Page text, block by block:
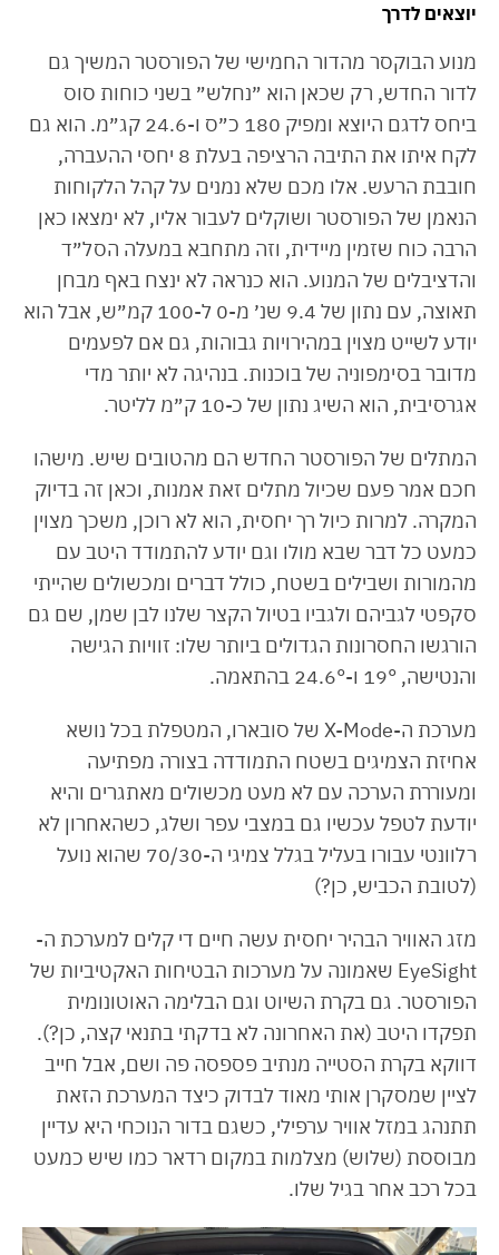
יוצאים לדרך
מנוע הבוקסר מהדור החמישי של הפורסטר המשיך גם
לדור החדש, רק שכאן הוא ״נחלש״ בשני כוחות סוס
ביחס לדגם היוצא ומפיק 180 כ״ס ו-24.6 קג״מ. הוא גם
לקח איתו את התיבה הרציפה בעלת 8 יחסי ההעברה,
חובבת הרעש. אלו מכם שלא נמנים על קהל הלקוחות
הנאמן של הפורסטר ושוקלים לעבור אליו, לא ימצאו כאן
הרבה כוח שזמין מיידית, וזה מתחבא במעלה הסל״ד
והדציבלים של המנוע. הוא כנראה לא ינצח באף מבחן
תאוצה, עם נתון של 9.4 שנ׳ מ-0 ל-100 קמ״ש, אבל הוא
יודע לשייט מצוין במהירויות גבוהות, גם אם לפעמים
מדובר בסימפוניה של בוכנות. בנהיגה לא יותר מדי
אגרסיבית, הוא השיג נתון של כ-10 ק״מ לליטר.
המתלים של הפורסטר החדש הם מהטובים שיש. מישהו
חכם אמר פעם שכיול מתלים זאת אמנות, וכאן זה בדיוק
המקרה. למרות כיול רך יחסית, הוא לא רוכן, משכך מצוין
כמעט כל דבר שבא מולו וגם יודע להתמודד היטב עם
מהמורות ושבילים בשטח, כולל דברים ומכשולים שהייתי
סקפטי לגביהם ולגביו בטיול הקצר שלנו לבן שמן, שם גם
הורגשו החסרונות הגדולים ביותר שלו: זוויות הגישה
והנטישה, 19° ו-24.6° בהתאמה.
מערכת ה-X-Mode של סובארו, המטפלת בכל נושא
אחיזת הצמיגים בשטח התמודדה בצורה מפתיעה
ומעוררת הערכה עם לא מעט מכשולים מאתגרים והיא
יודעת לטפל עכשיו גם במצבי עפר ושלג, כשהאחרון לא
רלוונטי עבורו בעליל בגלל צמיגי ה-70/30 שהוא נועל
(לטובת הכביש, כן?)
מזג האוויר הבהיר יחסית עשה חיים די קלים למערכת ה-
EyeSight שאמונה על מערכות הבטיחות האקטיביות של
הפורסטר. גם בקרת השיוט וגם הבלימה האוטונומית
תפקדו היטב (את האחרונה לא בדקתי בתנאי קצה, כן?).
דווקא בקרת הסטייה מנתיב פספסה פה ושם, אבל חייב
לציין שמסקרן אותי מאוד לבדוק כיצד המערכת הזאת
תתנהג במזל אוויר ערפילי, כשגם בדור הנוכחי היא עדיין
מבוססת (שלוש) מצלמות במקום רדאר כמו שיש כמעט
בכל רכב אחר בגיל שלו.